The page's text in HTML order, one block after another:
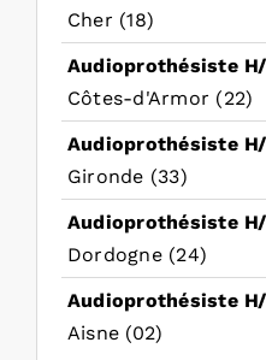
Cher (18)
Audioprothésiste
Côtes-d'Armor (22)
Audioprothésiste
Gironde (33)
Audioprothésiste
Dordogne (24)
Audioprothésiste
Aisne (02)